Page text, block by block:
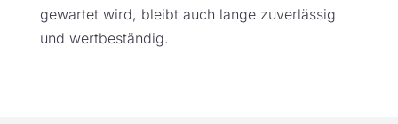
gewartet wird, bleibt auch lange zuverlässig
und wertbeständig.